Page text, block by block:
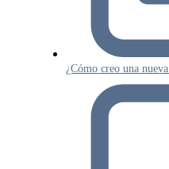
¿Cómo creo una